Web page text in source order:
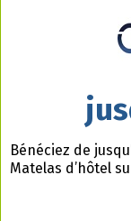
Bénéficiez de
Matelas d’hôtel